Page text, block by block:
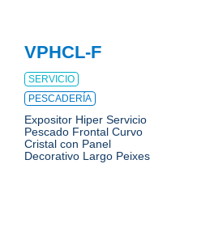
VPHCL-F
SERVICIO
PESCADERÍA
Expositor Hiper Servicio
Pescado Frontal Curvo
Cristal con Panel
Decorativo Largo Peixes